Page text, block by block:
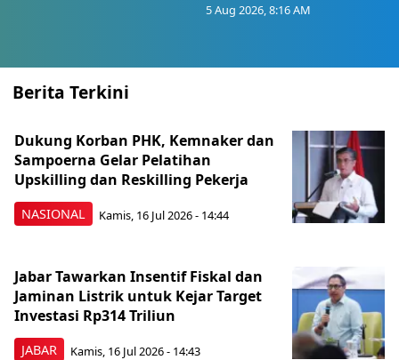
5 Aug 2026, 8:16 AM
Berita Terkini
NASIONAL
Dukung Korban PHK, Kemnaker dan
Sampoerna Gelar Pelatihan
Upskilling dan Reskilling Pekerja
Kamis, 16 Jul 2026 - 14:44
JABAR
Jabar Tawarkan Insentif Fiskal dan
Jaminan Listrik untuk Kejar Target
Investasi Rp314 Triliun
Kamis, 16 Jul 2026 - 14:43